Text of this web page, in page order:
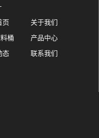
页
关于我们
桶
产品中心
态
联系我们